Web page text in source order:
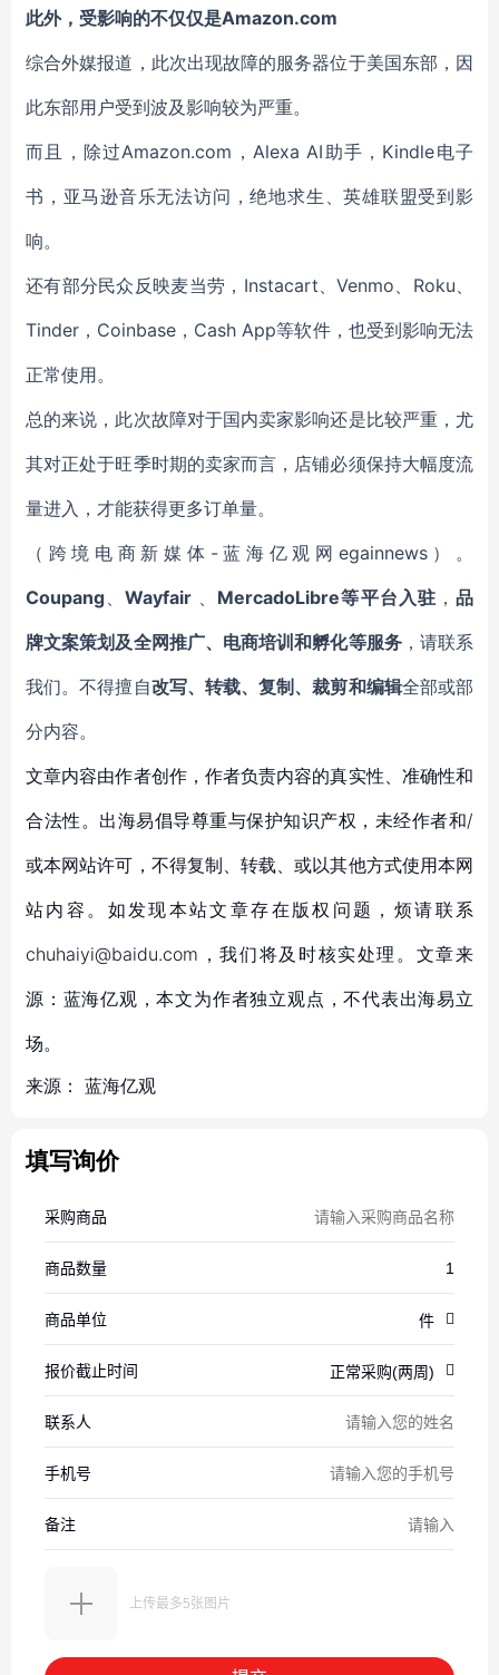
此外，受影响的不仅仅是Amazon.com
综合外媒报道，此次出现故障的服务器位于美国东部，因
此东部用户受到波及影响较为严重。
而且，除过Amazon.com，Alexa AI助手，Kindle电子
书，亚马逊音乐无法访问，绝地求生、英雄联盟受到影
响。
还有部分民众反映麦当劳，Instacart、Venmo、Roku、
Tinder，Coinbase，Cash App等软件，也受到影响无法
正常使用。
总的来说，此次故障对于国内卖家影响还是比较严重，尤
其对正处于旺季时期的卖家而言，店铺必须保持大幅度流
量进入，才能获得更多订单量。
（跨境电商新媒体-蓝海亿观网egainnews）。
Coupang、Wayfair 、 MercadoLibre等平台入驻 ，品
牌文案策划及全网推广、电商培训和孵化等服务，请联系
我们。不得擅自改写、转载、复制、裁剪和编辑全部或部
分内容。
文章内容由作者创作，作者负责内容的真实性、准确性和
合法性。出海易倡导尊重与保护知识产权，未经作者和/
或本网站许可，不得复制、转载、或以其他方式使用本网
站内容。如发现本站文章存在版权问题，烦请联系
chuhaiyi@baidu.com，我们将及时核实处理。文章来
源：蓝海亿观，本文为作者独立观点，不代表出海易立
场。
来源： 蓝海亿观
填写询价